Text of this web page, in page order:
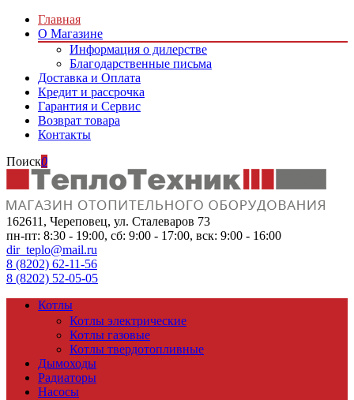
Главная
О Магазине
Информация о дилерстве
Благодарственные письма
Доставка и Оплата
Кредит и рассрочка
Гарантия и Сервис
Возврат товара
Контакты
Поиск0
162611, Череповец, ул. Сталеваров 73
пн-пт: 8:30 - 19:00, сб: 9:00 - 17:00, вск: 9:00 - 16:00
dir_teplo@mail.ru
8 (8202) 62-11-56
8 (8202) 52-05-05
Котлы
Котлы электрические
Котлы газовые
Котлы твердотопливные
Дымоходы
Радиаторы
Насосы